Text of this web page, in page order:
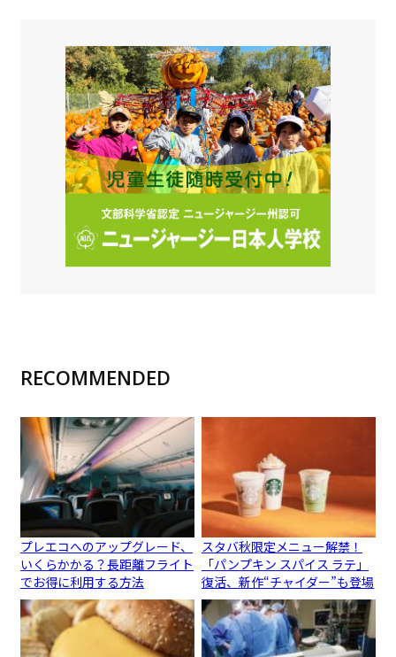
RECOMMENDED
プレエコへのアップグレード、
いくらかかる？長距離フライト
でお得に利用する方法
スタバ秋限定メニュー解禁！
「パンプキン スパイス ラテ」
復活、新作“チャイダー”も登場